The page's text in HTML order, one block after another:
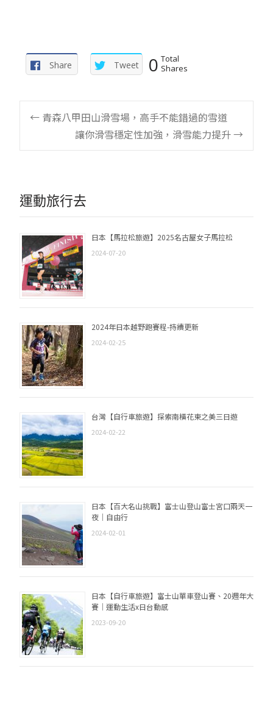
Share Tweet 0 Total
Shares
Post
navigation
← 青森八甲田山滑雪場，高手不能錯過的雪道
讓你滑雪穩定性加強，滑雪能力提升→
運動旅行去
日本【馬拉松旅遊】2025名古屋女子馬拉松
2024-07-20
2024年日本越野跑賽程-持續更新
2024-02-25
台灣【自行車旅遊】探索南橫花東之美三日遊
2024-02-22
日本【百大名山挑戰】富士山登山富士宮口兩天一
夜｜自由行
2024-02-01
日本【自行車旅遊】富士山單車登山賽、20週年大
賽｜運動生活x日台動感
2023-09-20